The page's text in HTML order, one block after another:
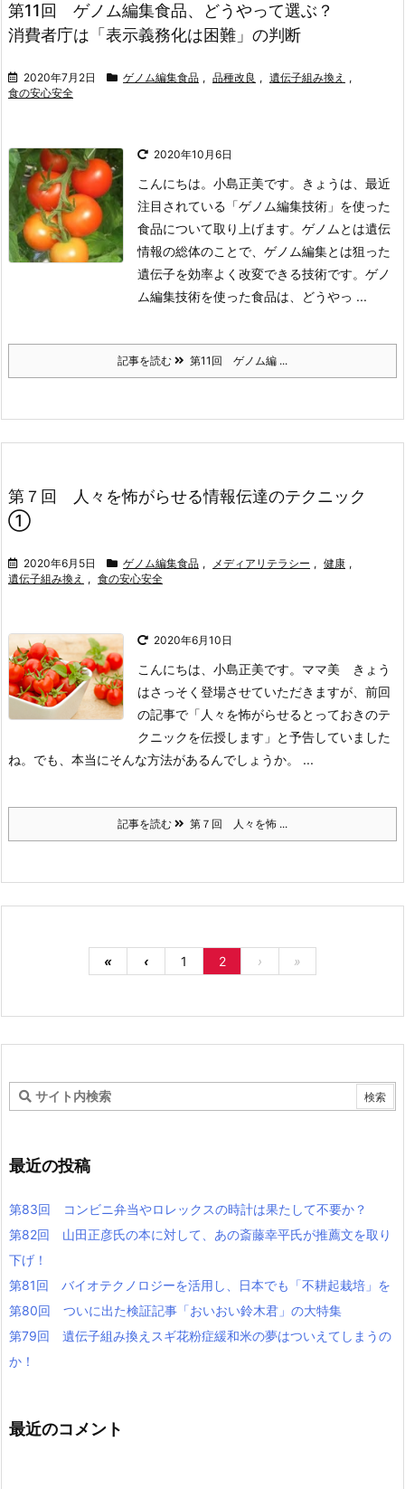
第11回 ゲノム編集食品、どうやって選ぶ？
消費者庁は「表示義務化は困難」の判断
2020年7月2日 ゲノム編集食品 , 品種改良 , 遺伝子組み換え ,
食の安心安全
2020年10月6日
こんにちは。小島正美です。きょうは、最近
注目されている「ゲノム編集技術」を使った
食品について取り上げます。ゲノムとは遺伝
情報の総体のことで、ゲノム編集とは狙った
遺伝子を効率よく改変できる技術です。ゲノ
ム編集技術を使った食品は、どうやっ ...
記事を読む 第11回 ゲノム編 ...
第７回 人々を怖がらせる情報伝達のテクニック
①
2020年6月5日 ゲノム編集食品 , メディアリテラシー , 健康 ,
遺伝子組み換え , 食の安心安全
2020年6月10日
こんにちは、小島正美です。 ママ美 きょう
はさっそく登場させていただきますが、前回
の記事で「人々を怖がらせるとっておきのテ
クニックを伝授します」と予告していました
ね。でも、本当にそんな方法があるんでしょうか。
...
記事を読む 第７回 人々を怖 ...
« ‹ 1 2 › »
最近の投稿
第83回 コンビニ弁当やロレックスの時計は果たして不要か？
第82回 山田正彦氏の本に対して、あの斎藤幸平氏が推薦文を取り
下げ！
第81回 バイオテクノロジーを活用し、日本でも「不耕起栽培」を
第80回 ついに出た検証記事「おいおい鈴木君」の大特集
第79回 遺伝子組み換えスギ花粉症緩和米の夢はついえてしまうの
か！
最近のコメント